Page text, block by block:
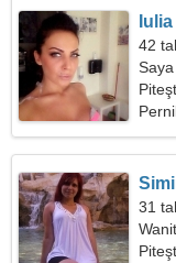
Iulia
42
baik
31